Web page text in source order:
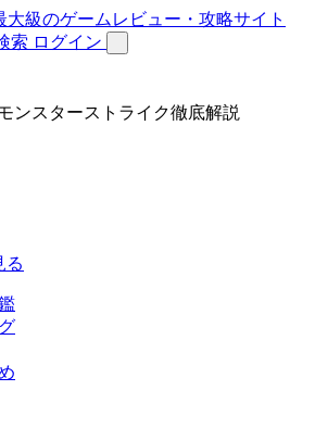
索 ログイン
ンスターストライク徹底解説
る